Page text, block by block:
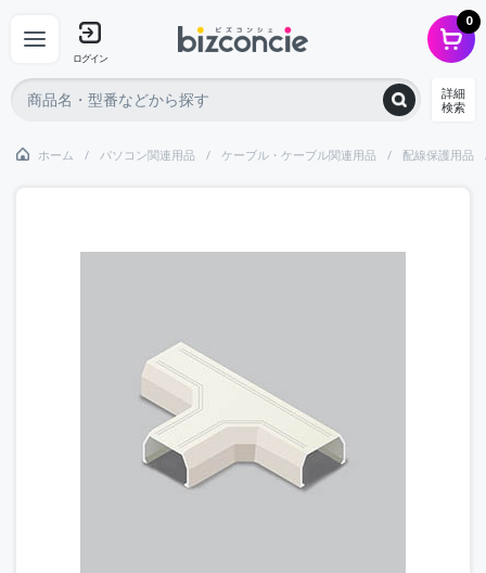
ログイン
0
詳細
検索
ホーム パソコン関連用品 ケーブル・ケーブル関連用品 配線保護用品